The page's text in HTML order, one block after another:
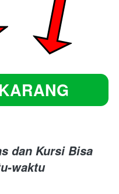
dan Kursi Bisa
waktu